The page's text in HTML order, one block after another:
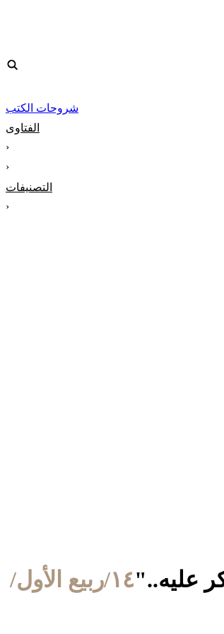
شروحات الكتب
الفتاوى
‹
‹
التصنيفات
‹
١٤/ربيع الأول/